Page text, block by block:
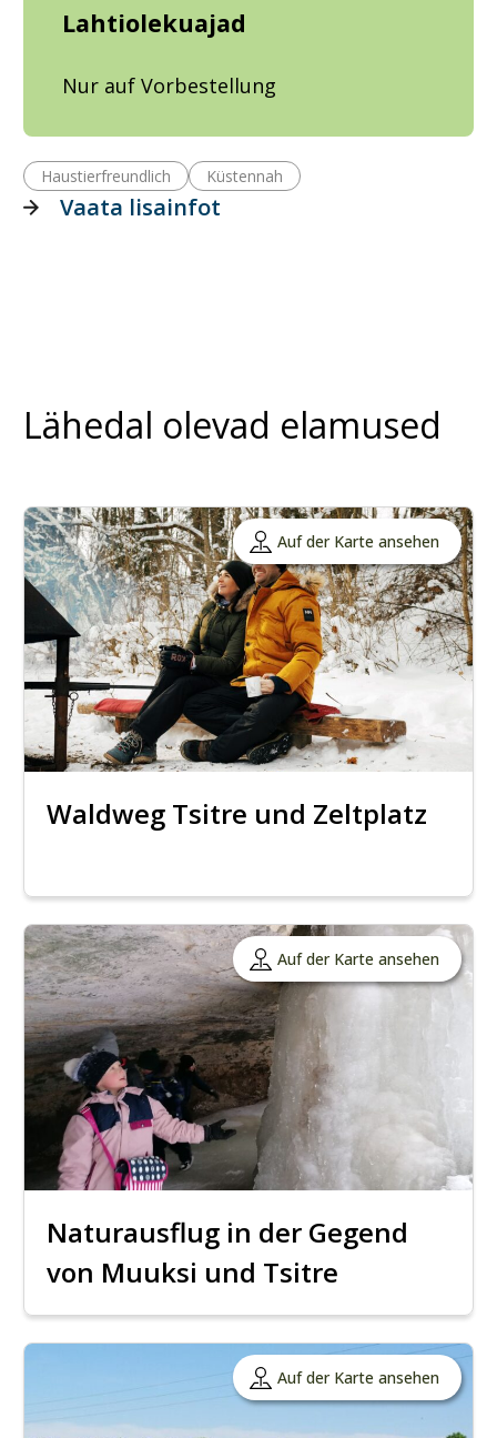
Lahtiolekuajad
Nur auf Vorbestellung
Haustierfreundlich Küstennah
Vaata lisainfot
Lähedal olevad elamused
Auf der Karte ansehen
Waldweg Tsitre und Zeltplatz
Auf der Karte ansehen
Naturausflug in der Gegend
von Muuksi und Tsitre
Auf der Karte ansehen